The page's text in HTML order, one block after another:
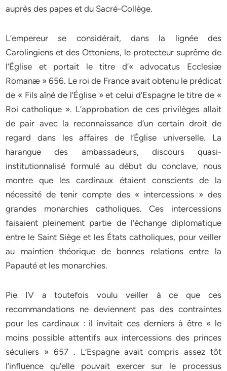
auprès des papes et du Sacré-Collège.
L’empereur se considérait, dans la lignée des
Carolingiens et des Ottoniens, le protecteur suprême de
l’Église et portait le titre d’« advocatus Ecclesiæ
Romanæ » 656. Le roi de France avait obtenu le prédicat
de « Fils aîné de l’Église » et celui d’Espagne le titre de «
Roi catholique ». L’approbation de ces privilèges allait
de pair avec la reconnaissance d’un certain droit de
regard dans les affaires de l’Église universelle. La
harangue des ambassadeurs, discours quasi-
institutionnalisé formulé au début du conclave, nous
montre que les cardinaux étaient conscients de la
nécessité de tenir compte des « intercessions » des
grandes monarchies catholiques. Ces intercessions
faisaient pleinement partie de l’échange diplomatique
entre le Saint Siège et les États catholiques, pour veiller
au maintien théorique de bonnes relations entre la
Papauté et les monarchies.
Pie IV a toutefois voulu veiller à ce que ces
recommandations ne deviennent pas des contraintes
pour les cardinaux : il invitait ces derniers à être « le
moins possible attentifs aux intercessions des princes
séculiers » 657 . L’Espagne avait compris assez tôt
l’influence qu’elle pouvait exercer sur le processus